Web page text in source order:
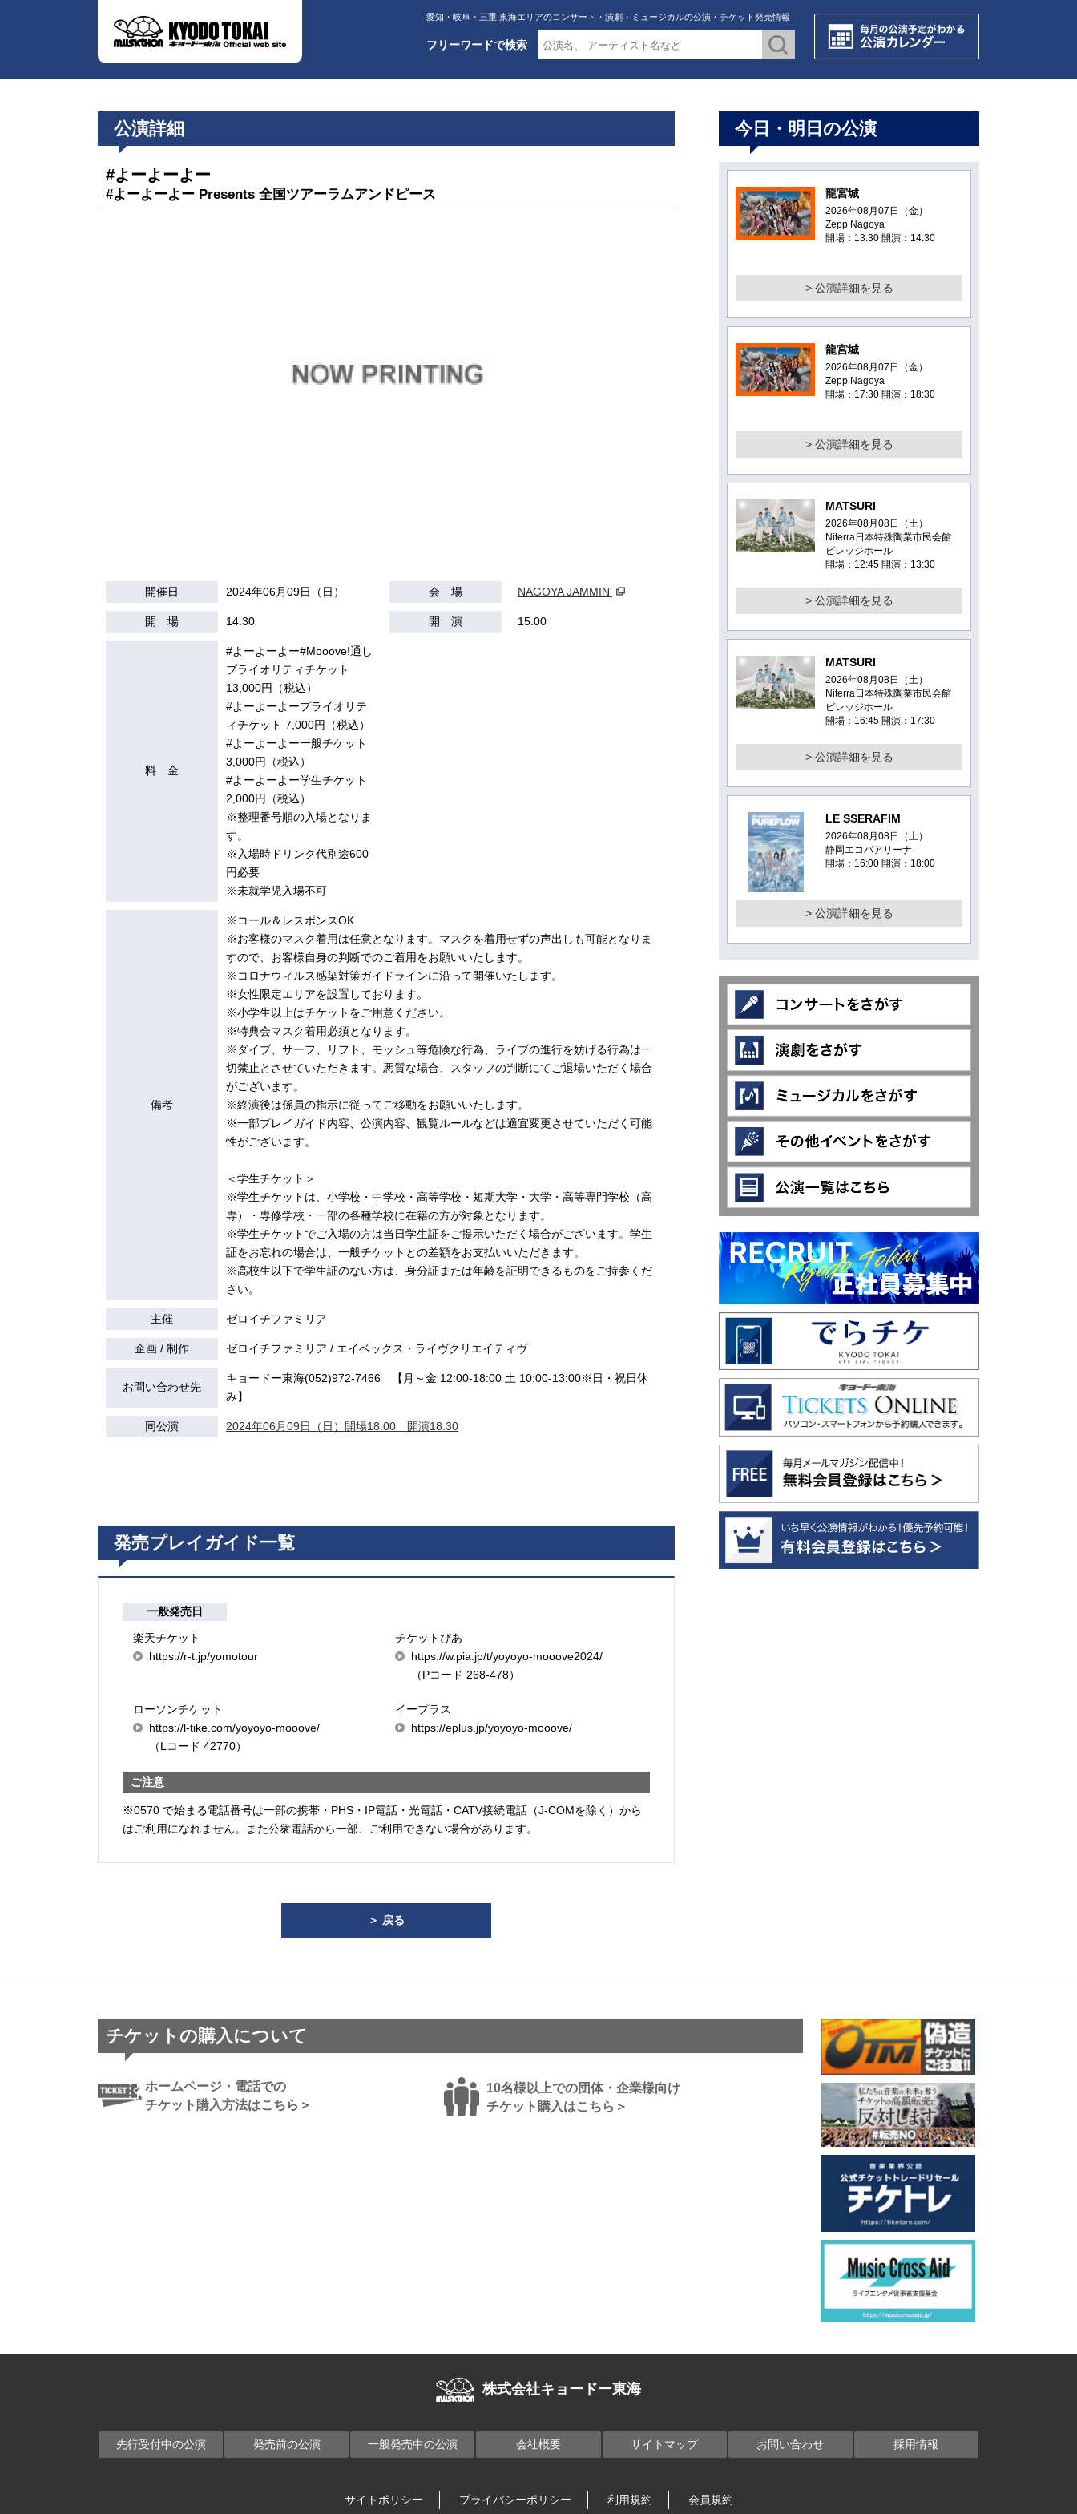
愛知・岐阜・三重 東海エリアのコンサート・演劇・ミュージカルの公演・チケット発売情報
フリーワードで検索
公演詳細
#よーよーよー
#よーよーよー Presents 全国ツアーラムアンドピース
開催日 2024年06月09日（日） 会 場 NAGOYA JAMMIN'
開 場 14:30 開 演 15:00
料 金
#よーよーよー#Mooove!通し
プライオリティチケット
13,000円（税込）
#よーよーよープライオリテ
ィチケット 7,000円（税込）
#よーよーよー一般チケット
3,000円（税込）
#よーよーよー学生チケット
2,000円（税込）
※整理番号順の入場となりま
す。
※入場時ドリンク代別途600
円必要
※未就学児入場不可
備考
※コール＆レスポンスOK
※お客様のマスク着用は任意となります。マスクを着用せずの声出しも可能となりま
すので、お客様自身の判断でのご着用をお願いいたします。
※コロナウィルス感染対策ガイドラインに沿って開催いたします。
※女性限定エリアを設置しております。
※小学生以上はチケットをご用意ください。
※特典会マスク着用必須となります。
※ダイブ、サーフ、リフト、モッシュ等危険な行為、ライブの進行を妨げる行為は一
切禁止とさせていただきます。悪質な場合、スタッフの判断にてご退場いただく場合
がございます。
※終演後は係員の指示に従ってご移動をお願いいたします。
※一部プレイガイド内容、公演内容、観覧ルールなどは適宜変更させていただく可能
性がございます。
＜学生チケット＞
※学生チケットは、小学校・中学校・高等学校・短期大学・大学・高等専門学校（高
専）・専修学校・一部の各種学校に在籍の方が対象となります。
※学生チケットでご入場の方は当日学生証をご提示いただく場合がございます。学生
証をお忘れの場合は、一般チケットとの差額をお支払いいただきます。
※高校生以下で学生証のない方は、身分証または年齢を証明できるものをご持参くだ
さい。
主催 ゼロイチファミリア
企画 / 制作 ゼロイチファミリア / エイベックス・ライヴクリエイティヴ
お問い合わせ先
キョードー東海(052)972-7466 【月～金 12:00-18:00 土 10:00-13:00※日・祝日休
み】
同公演 2024年06月09日（日）開場18:00 開演18:30
発売プレイガイド一覧
一般発売日
楽天チケット
https://r-t.jp/yomotour
チケットぴあ
https://w.pia.jp/t/yoyoyo-mooove2024/
（Pコード 268-478）
ローソンチケット
https://l-tike.com/yoyoyo-mooove/
（Lコード 42770）
イープラス
https://eplus.jp/yoyoyo-mooove/
ご注意
※0570 で始まる電話番号は一部の携帯・PHS・IP電話・光電話・CATV接続電話（J-COMを除く）から
はご利用になれません。また公衆電話から一部、ご利用できない場合があります。
＞ 戻る
今日・明日の公演
龍宮城
2026年08月07日（金）
Zepp Nagoya
開場：13:30 開演：14:30
> 公演詳細を見る
龍宮城
2026年08月07日（金）
Zepp Nagoya
開場：17:30 開演：18:30
> 公演詳細を見る
MATSURI
2026年08月08日（土）
Niterra日本特殊陶業市民会館
ビレッジホール
開場：12:45 開演：13:30
> 公演詳細を見る
MATSURI
2026年08月08日（土）
Niterra日本特殊陶業市民会館
ビレッジホール
開場：16:45 開演：17:30
> 公演詳細を見る
LE SSERAFIM
2026年08月08日（土）
静岡エコパアリーナ
開場：16:00 開演：18:00
> 公演詳細を見る
チケットの購入について
ホームページ・電話での
チケット購入方法はこちら＞
10名様以上での団体・企業様向け
チケット購入はこちら＞
株式会社キョードー東海
先行受付中の公演 発売前の公演 一般発売中の公演 会社概要 サイトマップ お問い合わせ 採用情報
サイトポリシー プライバシーポリシー 利用規約 会員規約